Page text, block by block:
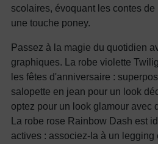
scolaires, évoquant les contes
une touche poney.
Passez à la magie du quotidien
graphiques. La robe violette
les fêtes d'anniversaire :
salopette en jean pour un look
optez pour un look glamour avec
La robe rose Rainbow Dash est
actives : associez-la à un legging